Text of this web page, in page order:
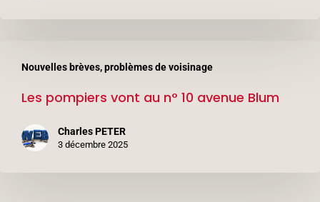
Nouvelles brèves, problèmes de voisinage
pompiers
vontLes pompiers vont au n° 10 avenue Blum
Charles PETER
3 décembre 2025